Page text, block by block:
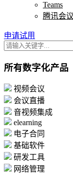
Teams
腾讯会议
申请试用
所有数字化产品
视频会议
会议直播
音视频集成
elearning
电子合同
基础软件
研发工具
网络管理